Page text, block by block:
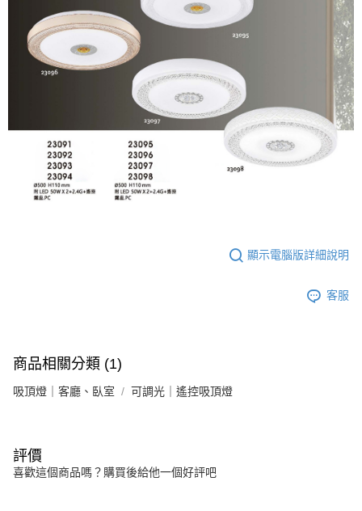
顯示電腦版詳細說明
客服
商品相關分類 (1)
吸頂燈｜客廳、臥室 可調光｜遙控吸頂燈
評價
喜歡這個商品嗎？購買後給他一個好評吧